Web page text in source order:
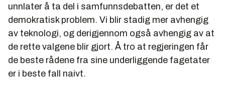
unnlater å ta del i samfunnsdebatten, er det et
demokratisk problem. Vi blir stadig mer avhengig
av teknologi, og derigjennom også avhengig av at
de rette valgene blir gjort. Å tro at regjeringen får
de beste rådene fra sine underliggende fagetater
er i beste fall naivt.